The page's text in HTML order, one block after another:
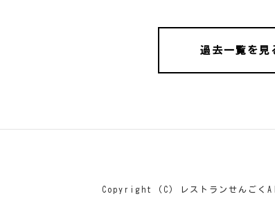
過去一覧を見
Copyright (C) レストランせんご